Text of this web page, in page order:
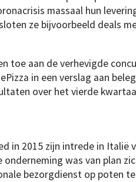
massaal hun
ze bijvoorbeeld deals
toe aan de verhevigde
in een verslag aan
over het vierde
in 2015 zijn intrede in Italië
onderneming was van plan
bezorgdienst op poten